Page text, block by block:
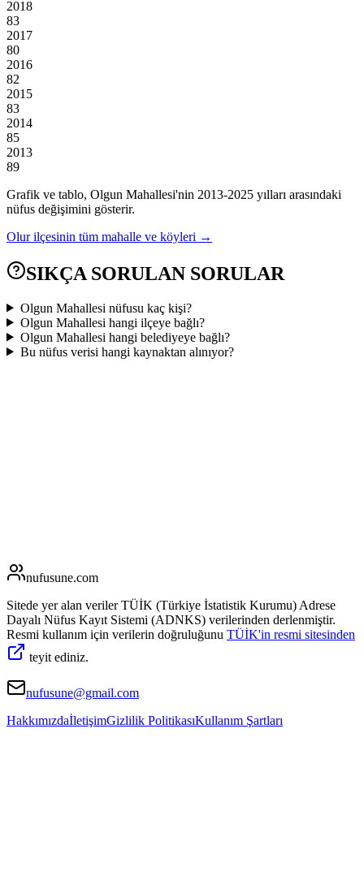
2018
83
2017
80
2016
82
2015
83
2014
85
2013
89
Grafik ve tablo, Olgun Mahallesi'nin 2013-2025 yılları arasındaki
nüfus değişimini gösterir.
Olur ilçesinin tüm mahalle ve köyleri →
SIKÇA SORULAN SORULAR
Olgun Mahallesi nüfusu kaç kişi?
Olgun Mahallesi hangi ilçeye bağlı?
Olgun Mahallesi hangi belediyeye bağlı?
Bu nüfus verisi hangi kaynaktan alınıyor?
nufusune.com
Sitede yer alan veriler TÜİK (Türkiye İstatistik Kurumu) Adrese
Dayalı Nüfus Kayıt Sistemi (ADNKS) verilerinden derlenmiştir.
Resmi kullanım için verilerin doğruluğunu TÜİK'in resmi sitesinden
teyit ediniz.
nufusune@gmail.com
HakkımızdaİletişimGizlilik PolitikasıKullanım Şartları